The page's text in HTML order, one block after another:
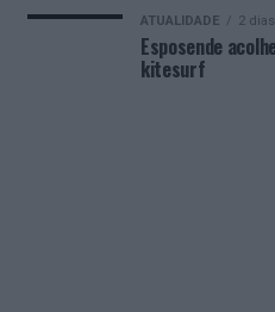
ATUALIDADE 2
Esposende
kitesurf